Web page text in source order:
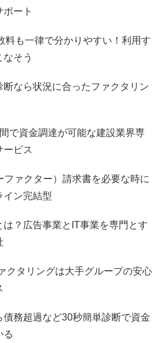
ート
料も一律で分かりやすい！利用す
そう
なら状況に合ったファクタリン
で資金調達が可能な建設業界専
ービス
ファクター）請求書を必要な時に
イン完結型
？広告事業とIT事業を専門とす
クタリングは大手グループの安心
債務超過など30秒簡単診断で資金
る